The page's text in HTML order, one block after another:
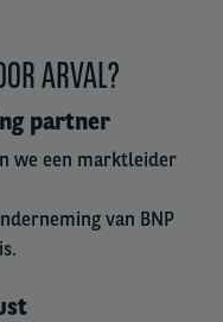
ARVAL?
partner
we een marktleider
van BNP